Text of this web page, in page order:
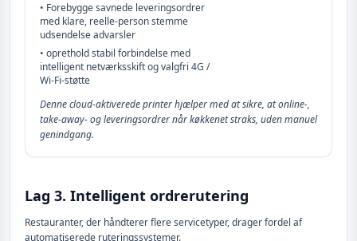
• Forebygge savnede leveringsordrer
med klare, reelle-person stemme
udsendelse advarsler
• oprethold stabil forbindelse med
intelligent netværksskift og valgfri 4G /
Wi-Fi-støtte
Denne cloud-aktiverede printer hjælper med at sikre, at online-,
take-away- og leveringsordrer når køkkenet straks, uden manuel
genindgang.
Lag 3. Intelligent ordrerutering
Restauranter, der håndterer flere servicetyper, drager fordel af
automatiserede ruteringssystemer.